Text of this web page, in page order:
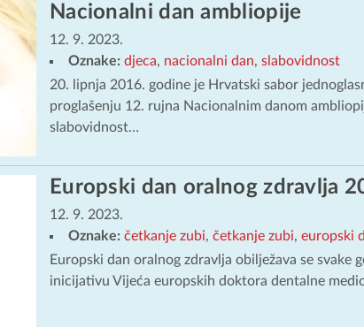
Nacionalni dan ambliopije
12. 9. 2023.
Oznake: djeca, nacionalni dan, slabovidnost
20. lipnja 2016. godine je Hrvatski sabor
proglašenju 12. rujna Nacionalnim danom
slabovidnost…
Europski dan oralnog zdravlja
12. 9. 2023.
Oznake: četkanje zubi, četkanje zubi, europski
Europski dan oralnog zdravlja obilježava se svake
inicijativu Vijeća europskih doktora dentalne